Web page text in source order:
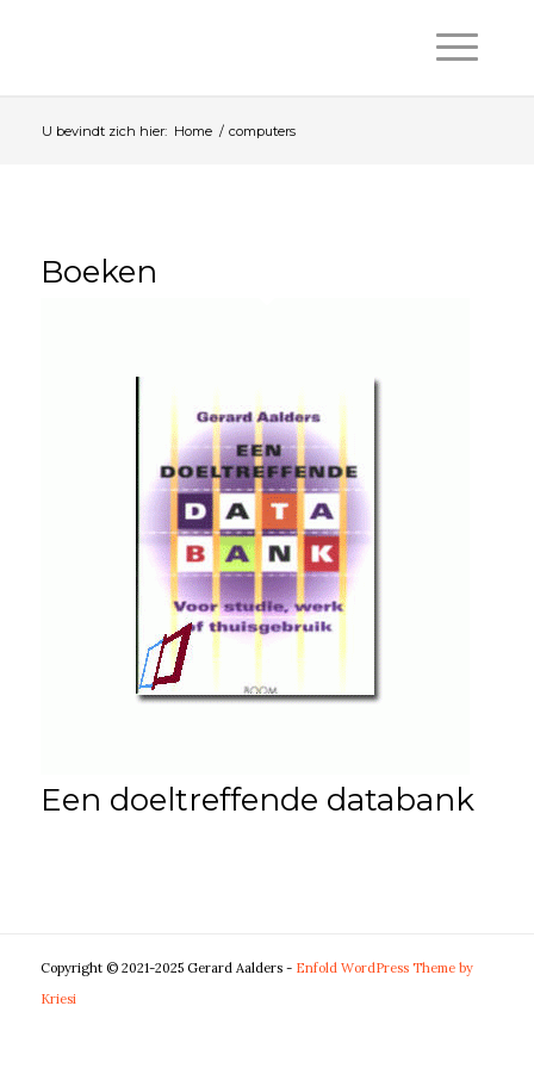
U bevindt zich hier: Home / computers
Boeken
Een doeltreffende databank
Copyright © 2021-2025 Gerard Aalders - Enfold WordPress Theme by
Kriesi